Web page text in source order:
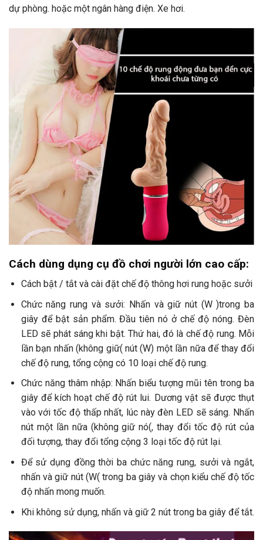
dự phòng. hoặc một ngân hàng điện. Xe hơi.
Cách dùng dụng cụ đồ chơi người lớn cao cấp:
Cách bật / tắt và cài đặt chế độ thông hơi rung hoặc sưởi
Chức năng rung và sưởi: Nhấn và giữ nút (W )trong ba
giây để bật sản phẩm. Đầu tiên nó ở chế độ nóng. Đèn
LED sẽ phát sáng khi bật. Thứ hai, đó là chế độ rung. Mỗi
lần bạn nhấn (không giữ( nút (W) một lần nữa để thay đổi
chế độ rung, tổng cộng có 10 loại chế độ rung.
Chức năng thâm nhập: Nhấn biểu tượng mũi tên trong ba
giây để kích hoạt chế độ rút lui. Dương vật sẽ được thụt
vào với tốc độ thấp nhất, lúc này đèn LED sẽ sáng. Nhấn
nút một lần nữa (không giữ nó(, thay đổi tốc độ rút của
đối tượng, thay đổi tổng cộng 3 loại tốc độ rút lại.
Để sử dụng đồng thời ba chức năng rung, sưởi và ngắt,
nhấn và giữ nút (W( trong ba giây và chọn kiểu chế độ tốc
độ nhấn mong muốn.
Khi không sử dụng, nhấn và giữ 2 nút trong ba giây để tắt.